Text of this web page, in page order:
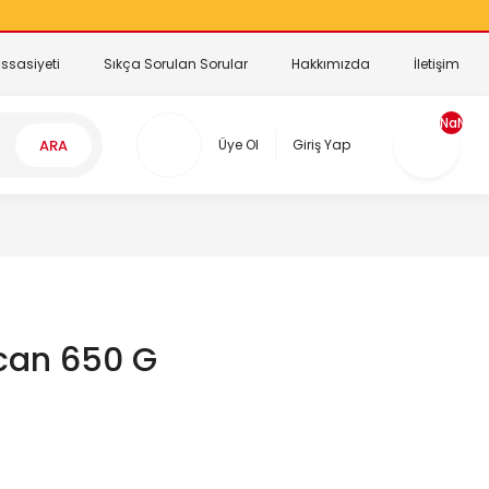
Sıkça Sorulan Sorular Hakkımızda İletişim
ARA Üye Ol Giriş Yap
NaN
650 G